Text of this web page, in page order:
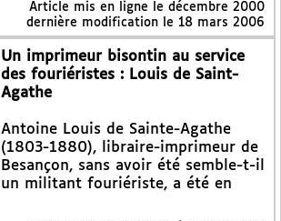
Article mis en ligne le décembre 2000
dernière modification le 18 mars 2006
Un imprimeur bisontin au service
des fouriéristes : Louis de Saint-
Agathe
Antoine Louis de Sainte-Agathe
(1803-1880), libraire-imprimeur de
Besançon, sans avoir été semble-t-il
un militant fouriériste, a été en